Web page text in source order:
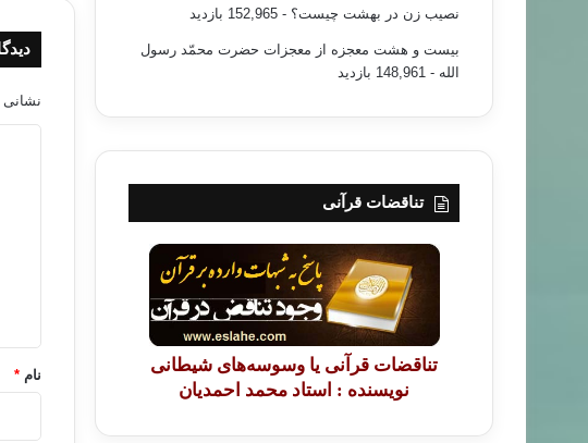
نام *
نصیب زن در بهشت چیست؟ - 152,965 بازدید
بیست و هشت معجزه از معجزات حضرت محمّد رسول
الله - 148,961 بازدید
تناقضات قرآنی
تناقضات قرآنی یا وسوسه‌های شیطانی
نویسنده : استاد محمد احمدیان